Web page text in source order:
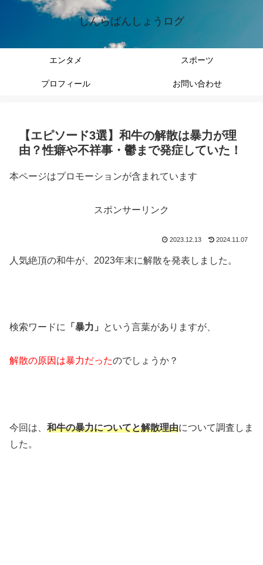
しんらばんしょうログ
エンタメ スポーツ
プロフィール お問い合わせ
【エピソード3選】和牛の解散は暴力が理
由？性癖や不祥事・鬱まで発症していた！
本ページはプロモーションが含まれています
スポンサーリンク
2023.12.13 2024.11.07
人気絶頂の和牛が、2023年末に解散を発表しました。
検索ワードに 「暴力」 という言葉がありますが、
解散の原因は暴力だったのでしょうか？
今回は、 和牛の暴力についてと解散理由について調査しま
した。